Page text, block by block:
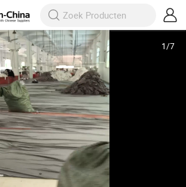
1/7